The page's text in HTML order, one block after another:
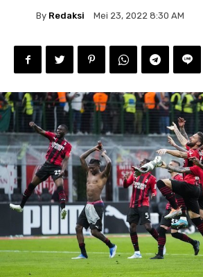
By Redaksi Mei 23, 2022 8:30 AM